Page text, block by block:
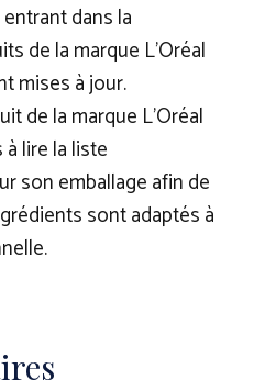
dans la
de la marque L’Oréal
mises à jour.
de la marque L’Oréal
lire la liste
son emballage afin de
sont adaptés à